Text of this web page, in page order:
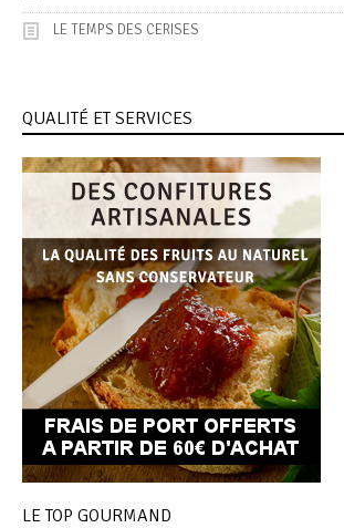
LE TEMPS DES CERISES
QUALITÉ ET SERVICES
LE TOP GOURMAND